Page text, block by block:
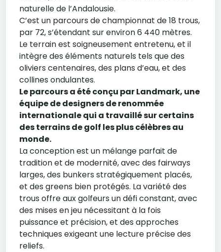
naturelle de l’Andalousie.
C’est un parcours de championnat de 18 trous,
par 72, s’étendant sur environ 6 440 mètres.
Le terrain est soigneusement entretenu, et il
intègre des éléments naturels tels que des
oliviers centenaires, des plans d’eau, et des
collines ondulantes.
Le parcours a été conçu par Landmark, une
équipe de designers de renommée
internationale qui a travaillé sur certains
des terrains de golf les plus célèbres au
monde.
La conception est un mélange parfait de
tradition et de modernité, avec des fairways
larges, des bunkers stratégiquement placés,
et des greens bien protégés. La variété des
trous offre aux golfeurs un défi constant, avec
des mises en jeu nécessitant à la fois
puissance et précision, et des approches
techniques exigeant une lecture précise des
reliefs.